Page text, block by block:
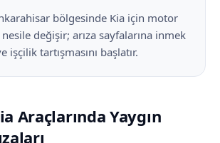
bölgesinde Kia için motor
değişir; arıza sayfalarına inmek
işçilik tartışmasını başlatır.
Araçlarında Yaygın